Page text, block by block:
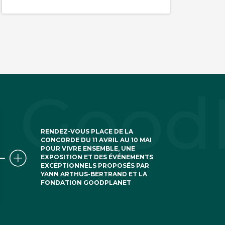
RENDEZ-VOUS PLACE DE LA
CONCORDE DU 11 AVRIL AU 10 MAI
POUR VIVRE ENSEMBLE, UNE
EXPOSITION ET DES ÉVÉNEMENTS
EXCEPTIONNELS PROPOSÉS PAR
YANN ARTHUS-BERTRAND ET LA
FONDATION GOODPLANET